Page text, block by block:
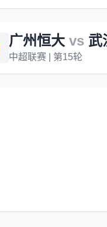
广州恒大 vs 武
中超联赛 | 第15轮